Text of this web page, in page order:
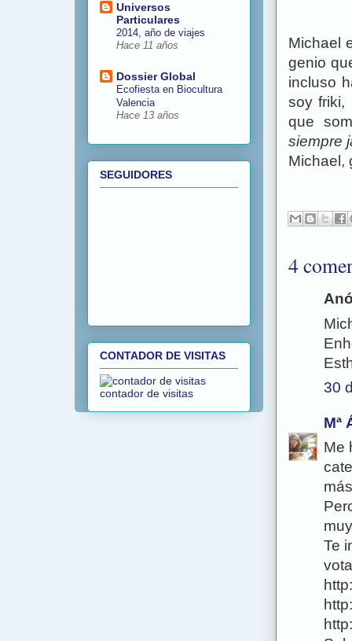
Michael
genio
incluso
soy friki,
que
siempre
Michael,
4
30
Mª
Me
Te
Universos
Particulares
2014, año de viajes
Hace 11 años
Dossier Global
Ecofiesta en Biocultura
Valencia
Hace 13 años
SEGUIDORES
CONTADOR DE VISITAS
contador de visitas